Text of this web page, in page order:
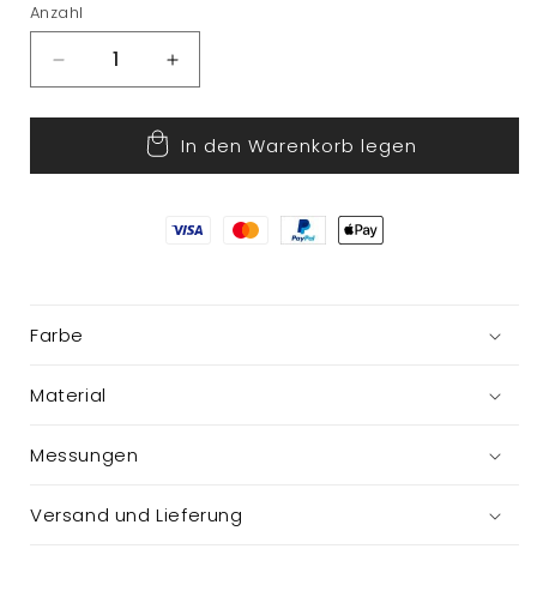
Anzahl
Verringere
die
Menge
Vase
Erhöhe
die
Menge
für
Vase
In den Warenkorb legen
Farbe
Material
Messungen
Versand und Lieferung